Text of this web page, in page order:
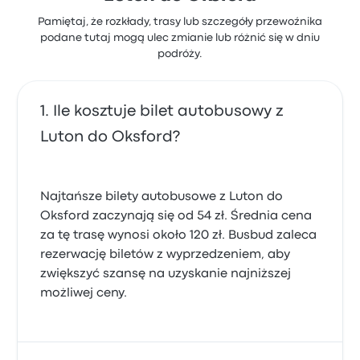
autobusie.
5.0 gwiazdek w skali do 5
Bardzo miła obsługa, szybko dotarłam do celu .
5.0 gwiazdek w skali do 5
Olga P.
Pamiętaj, że rozkłady, trasy lub szczegóły przewoźnika
podane tutaj mogą ulec zmianie lub różnić się w dniu
podróży.
Ile kosztuje bilet autobusowy z
Luton do Oksford?
Najtańsze bilety autobusowe z Luton do
Oksford zaczynają się od 54 zł. Średnia cena
za tę trasę wynosi około 120 zł. Busbud zaleca
rezerwację biletów z wyprzedzeniem, aby
zwiększyć szansę na uzyskanie najniższej
możliwej ceny.